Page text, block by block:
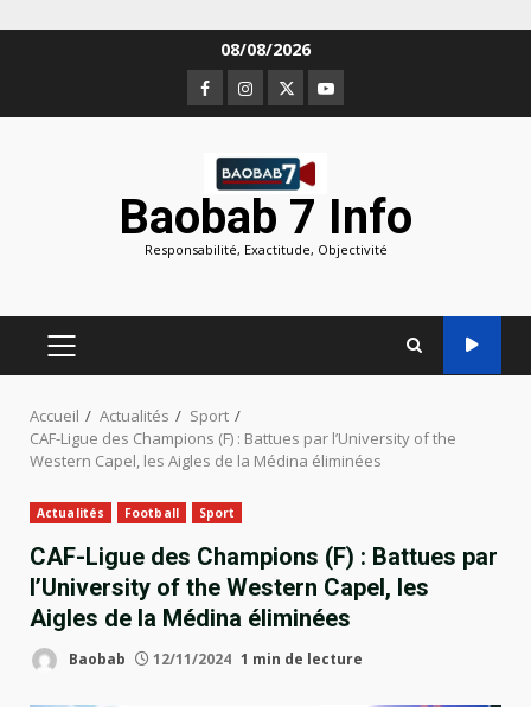
08/08/2026
Facebook
Instagram
TwitterYoutube
Baobab 7 Info
Responsabilité, Exactitude, Objectivité
MENU
PRINCIPAL
Accueil Actualités
Sport
CAF-Ligue des Champions (F) : Battues par l’University of the
Western Capel, les Aigles de la Médina éliminées
Actualités Football Sport
CAF-Ligue des Champions (F) : Battues par
l’University of the Western Capel, les
Aigles de la Médina éliminées
Baobab 12/11/2024 1 min de lecture